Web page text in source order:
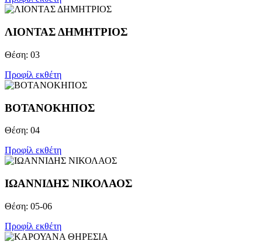
ΛΙΟΝΤΑΣ ΔΗΜΗΤΡΙΟΣ
Θέση: 03
Προφίλ εκθέτη
ΒΟΤΑΝΟΚΗΠΟΣ
Θέση: 04
Προφίλ εκθέτη
ΙΩΑΝΝΙΔΗΣ ΝΙΚΟΛΑΟΣ
Θέση: 05-06
Προφίλ εκθέτη